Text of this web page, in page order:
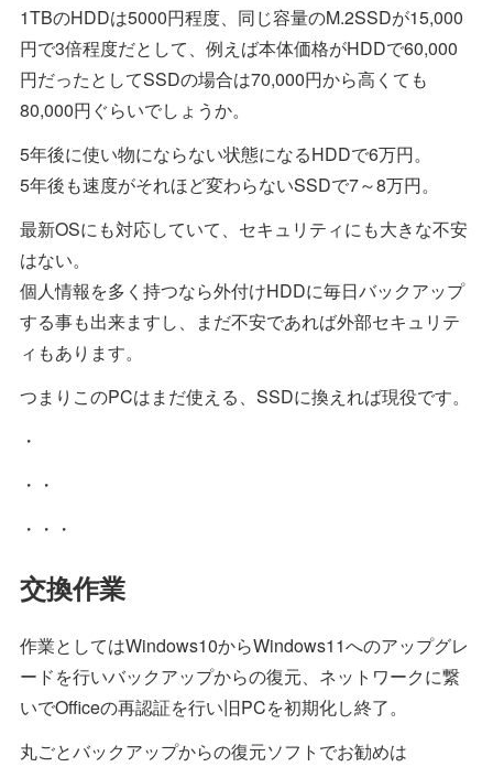
1TBのHDDは5000円程度、同じ容量のM.2SSDが15,000
円で3倍程度だとして、例えば本体価格がHDDで60,000
円だったとしてSSDの場合は70,000円から高くても
80,000円ぐらいでしょうか。
5年後に使い物にならない状態になるHDDで6万円。
5年後も速度がそれほど変わらないSSDで7～8万円。
最新OSにも対応していて、セキュリティにも大きな不安
はない。
個人情報を多く持つなら外付けHDDに毎日バックアップ
する事も出来ますし、まだ不安であれば外部セキュリテ
ィもあります。
つまりこのPCはまだ使える、SSDに換えれば現役です。
・
・・
・・・
交換作業
作業としてはWindows10からWindows11へのアップグレ
ードを行いバックアップからの復元、ネットワークに繋
いでOfficeの再認証を行い旧PCを初期化し終了。
丸ごとバックアップからの復元ソフトでお勧めは